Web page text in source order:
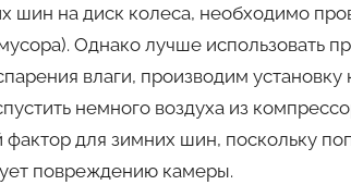
шин на диск колеса, необходимо
Однако лучше использовать
влаги, производим
немного воздуха из
фактор для зимних шин, поскольку
повреждению камеры.